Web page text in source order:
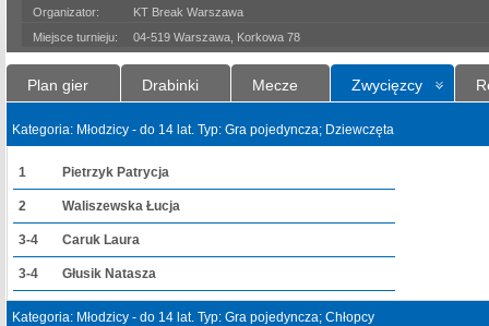
Organizator:
KT Break Warszawa
Miejsce turnieju:
04-519 Warszawa, Korkowa 78
Plan gier Drabinki Mecze Zwycięzcy
Kategoria: Młodzicy - do 14 lat. Typ: Gra pojedyncza; Dziewczęta
1 Pietrzyk Patrycja
2 Waliszewska Łucja
3-4 Caruk Laura
3-4 Głusik Natasza
Kategoria: Młodzicy - do 14 lat. Typ: Gra pojedyncza; Chłopcy